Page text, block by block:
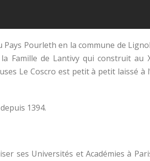
Pourleth en la commune de
Famille de Lantivy qui construit au
Le Coscro est petit à petit laissé à
1394.
ses Universités et Académies à